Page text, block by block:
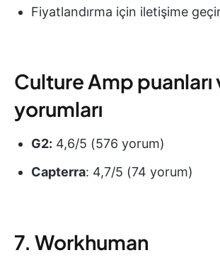
Fiyatlandırma için iletişime
Culture Amp puanları
yorumları
G2: 4,6/5 (576 yorum)
Capterra: 4,7/5 (74 yorum)
7. Workhuman